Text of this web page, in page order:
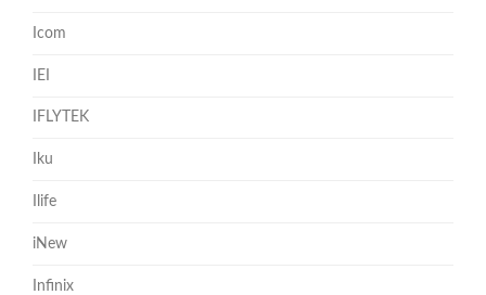
Icom
IEI
IFLYTEK
Iku
Ilife
iNew
Infinix